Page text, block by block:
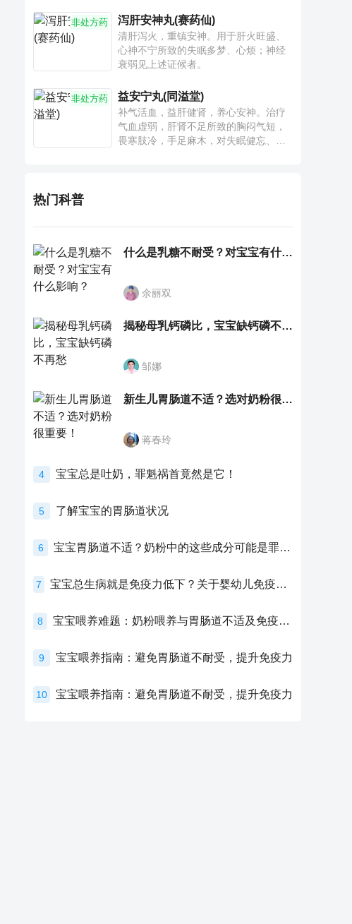
非处方药 泻肝安神丸(赛药仙)
清肝泻火，重镇安神。用于肝火旺盛、
心神不宁所致的失眠多梦、心烦；神经
衰弱见上述证候者。
非处方药 益安宁丸(同溢堂)
补气活血，益肝健肾，养心安神。治疗
气血虚弱，肝肾不足所致的胸闷气短，
畏寒肢冷，手足麻木，对失眠健忘、神
热门科普
什么是乳糖不耐受？对宝宝有什么影响？
余丽双
揭秘母乳钙磷比，宝宝缺钙磷不再愁
邹娜
新生儿胃肠道不适？选对奶粉很重要！
蒋春玲
4 宝宝总是吐奶，罪魁祸首竟然是它！
5 了解宝宝的胃肠道状况
6 宝宝胃肠道不适？奶粉中的这些成分可能是罪魁祸首！
7 宝宝总生病就是免疫力低下？关于婴幼儿免疫力的真相，家长必须了解！
8 宝宝喂养难题：奶粉喂养与胃肠道不适及免疫力提升的奥秘
9 宝宝喂养指南：避免胃肠道不耐受，提升免疫力
10 宝宝喂养指南：避免胃肠道不耐受，提升免疫力